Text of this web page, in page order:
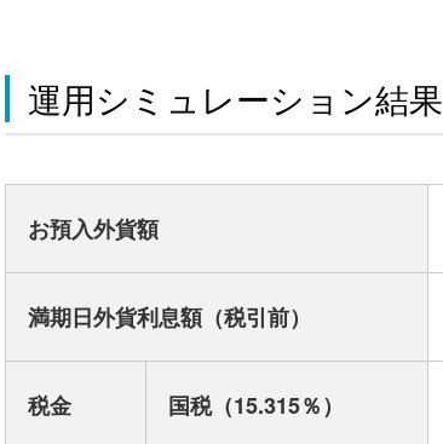
運用シミュレーション結果
お預入外貨額
満期日外貨利息額（税引前）
税金 国税（15.315％）